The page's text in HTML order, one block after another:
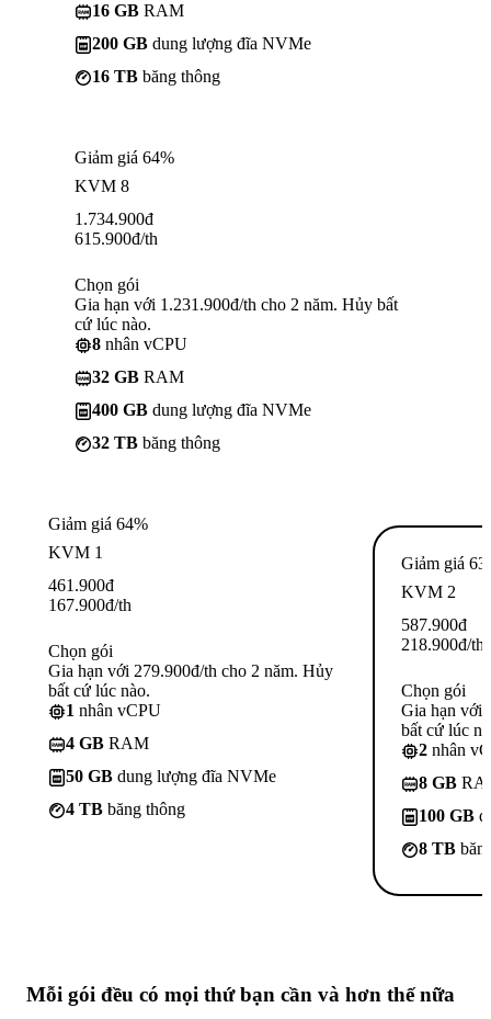
16 GB RAM
200 GB dung lượng đĩa NVMe
16 TB băng thông
Giảm giá 64%
KVM 8
1.734.900đ
615.900đ/th
Chọn gói
Gia hạn với 1.231.900đ/th cho 2 năm. Hủy bất
cứ lúc nào.
8 nhân vCPU
32 GB RAM
400 GB dung lượng đĩa NVMe
32 TB băng thông
Giảm giá 64%
KVM 1
461.900đ
167.900đ/th
Chọn gói
Gia hạn với 279.900đ/th cho 2 năm. Hủy
bất cứ lúc nào.
1 nhân vCPU
4 GB RAM
50 GB dung lượng đĩa NVMe
4 TB băng thông
Giảm giá
KVM 2
587.900đ
218.900đ/th
Chọn gói
Gia hạn với
bất cứ lúc
2 nhân
8 GB
100 GB
8 TB
Mỗi gói đều có mọi thứ bạn cần và hơn thế nữa